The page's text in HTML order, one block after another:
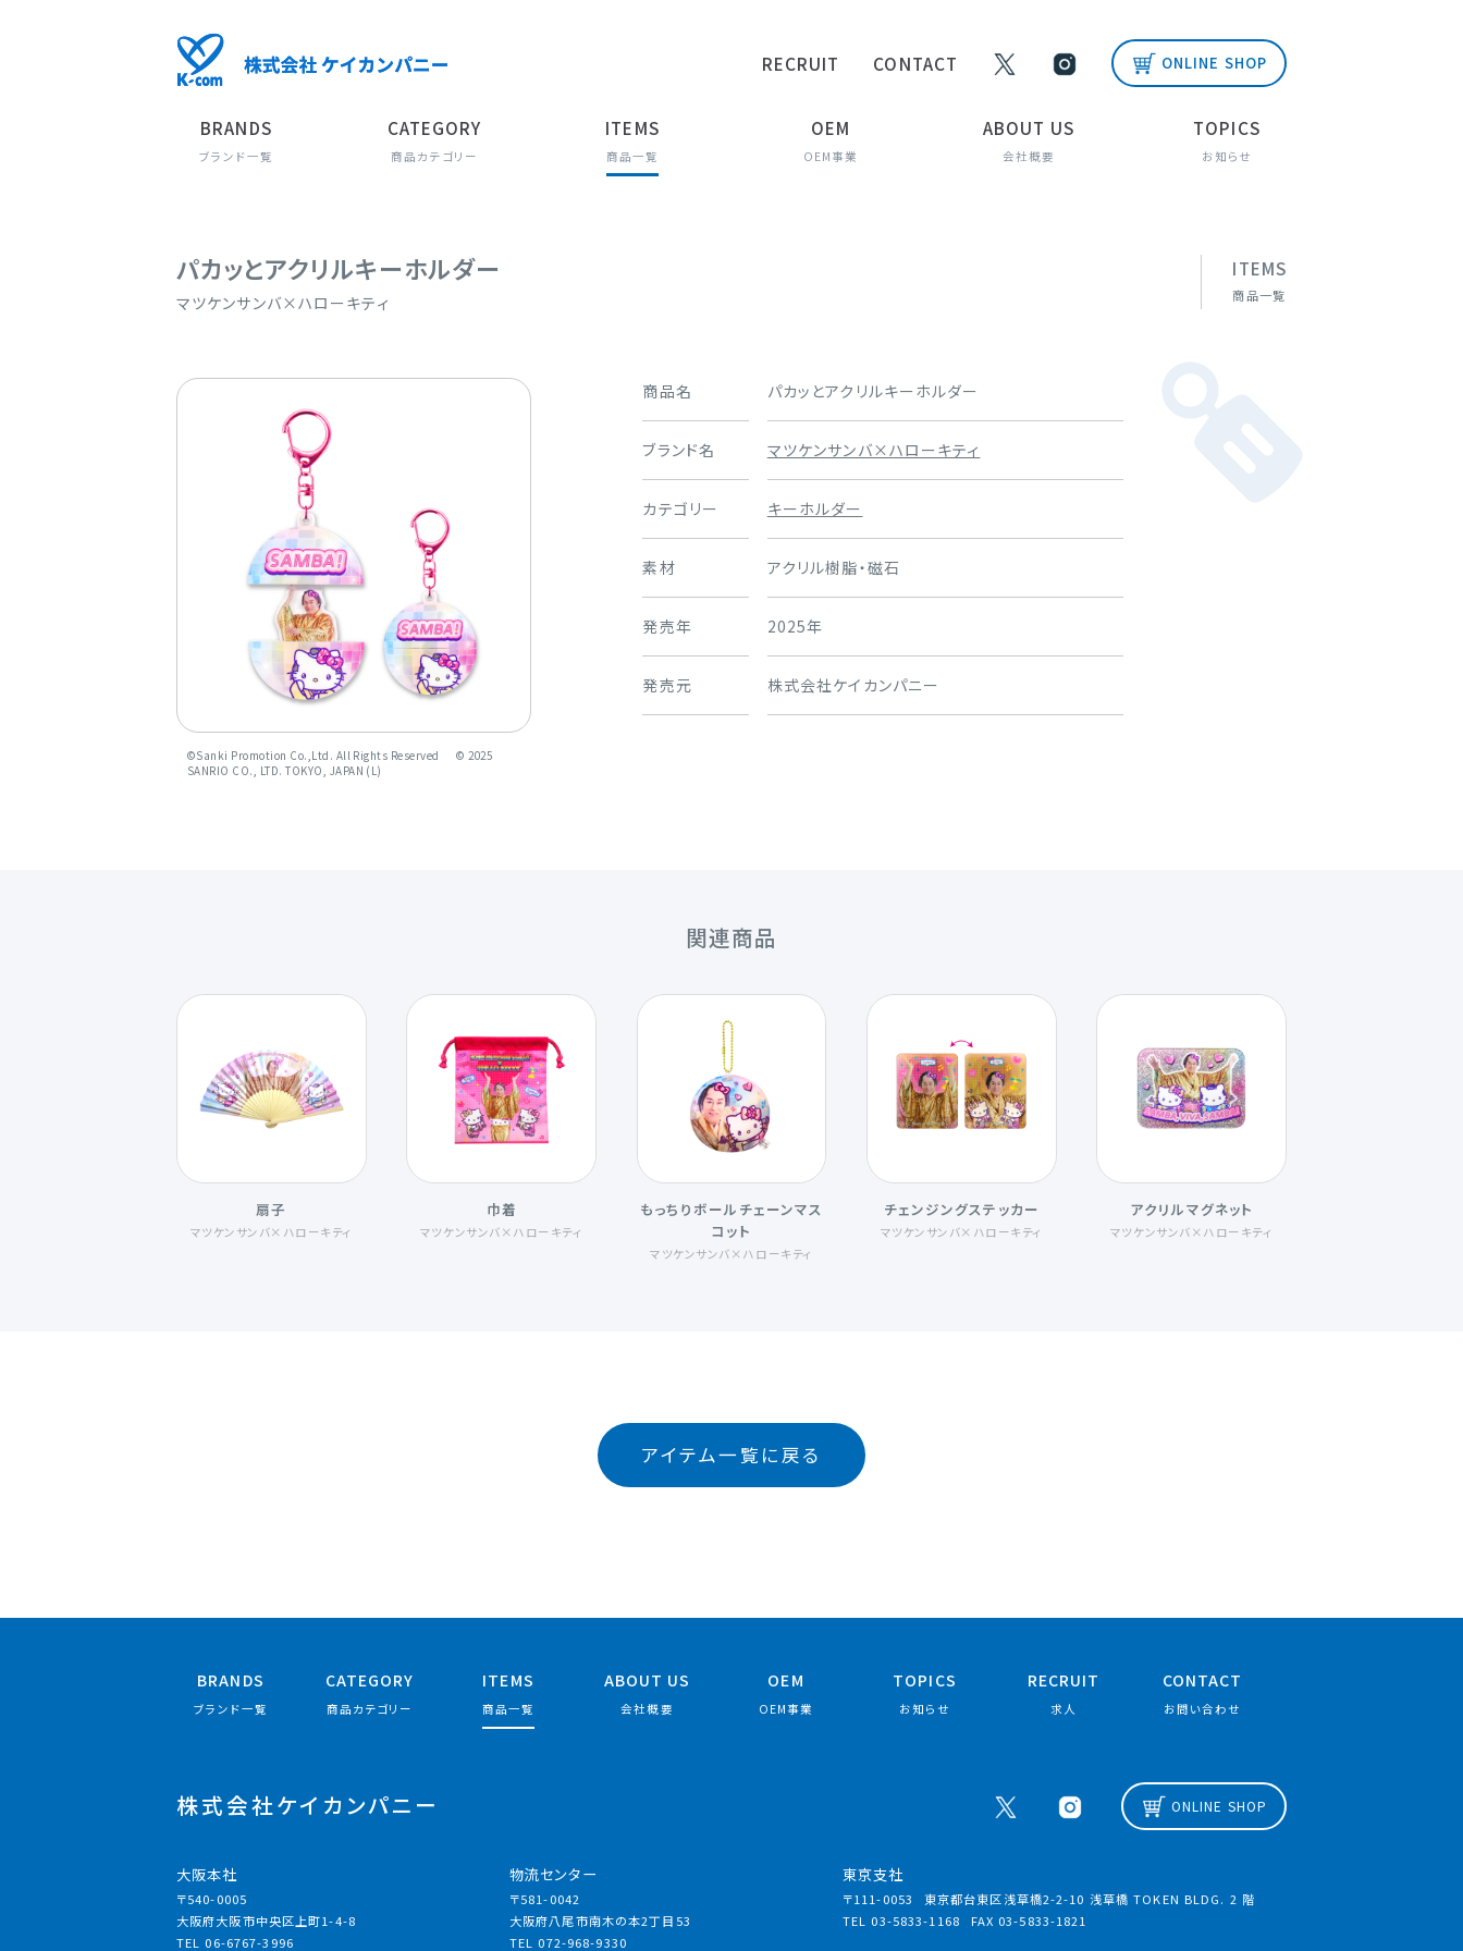
RECRUIT CONTACT ONLINE SHOP
BRANDS
ブランド一覧
CATEGORY
商品カテゴリー
ITEMS
商品一覧
OEM
OEM事業
ABOUT US
会社概要
TOPICS
お知らせ
パカッとアクリルキーホルダー
マツケンサンバ×ハローキティ
ITEMS
商品一覧
©︎Sanki Promotion Co.,Ltd. All Rights Reserved ©︎ 2025
SANRIO CO., LTD. TOKYO, JAPAN (L)
商品名 パカッとアクリルキーホルダー
ブランド名 マツケンサンバ×ハローキティ
カテゴリー キーホルダー
素材 アクリル樹脂・磁石
発売年 2025年
発売元 株式会社ケイカンパニー
関連商品
扇子
マツケンサンバ×ハローキティ
巾着
マツケンサンバ×ハローキティ
もっちりボールチェーンマス
コット
マツケンサンバ×ハローキティ
チェンジングステッカー
マツケンサンバ×ハローキティ
アクリルマグネット
マツケンサンバ×ハローキティ
アイテム一覧に戻る
BRANDS
ブランド一覧
CATEGORY
商品カテゴリー
ITEMS
商品一覧
ABOUT US
会社概要
OEM
OEM事業
TOPICS
お知らせ
RECRUIT
求人
CONTACT
お問い合わせ
株式会社ケイカンパニー ONLINE SHOP
大阪本社
〒540-0005
大阪府大阪市中央区上町1-4-8
TEL 06-6767-3996
物流センター
〒581-0042
大阪府八尾市南木の本2丁目53
TEL 072-968-9330
東京支社
〒111-0053
東京都台東区浅草橋2-2-10 浅草橋 TOKEN BLDG. 2 階
TEL 03-5833-1168
FAX 03-5833-1821